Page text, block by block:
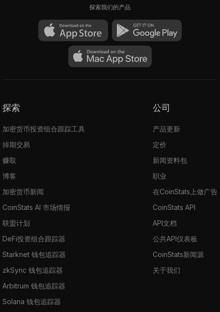
探索我们的产品
探索
加密货币投资组合跟踪工具
掉期交易
赚取
博客
加密货币新闻
CoinStats AI 市场情报
联盟计划
DeFi投资组合跟踪器
Starknet 钱包追踪器
zkSync 钱包追踪器
Arbitrum 钱包追踪器
Solana 钱包追踪器
公司
产品更新
定价
新闻资料包
职业
在CoinStats上做广告
CoinStats API
API文档
公共API仪表板
CoinStats新闻源
关于我们